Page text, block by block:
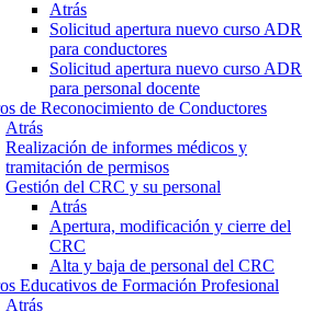
Atrás
Solicitud apertura nuevo curso ADR
para conductores
Solicitud apertura nuevo curso ADR
para personal docente
de Reconocimiento de Conductores
Atrás
Realización de informes médicos y
tramitación de permisos
Gestión del CRC y su personal
Atrás
Apertura, modificación y cierre del
CRC
Alta y baja de personal del CRC
Educativos de Formación Profesional
Atrás